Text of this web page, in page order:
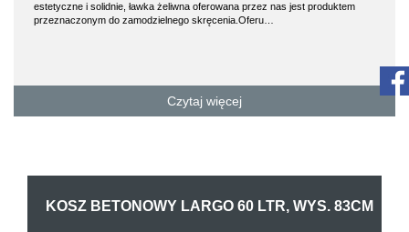
estetyczne i solidnie, ławka żeliwna oferowana przez nas jest produktem
przeznaczonym do zamodzielnego skręcenia.Oferu…
Czytaj więcej
KOSZ BETONOWY LARGO 60 LTR, WYS. 83CM